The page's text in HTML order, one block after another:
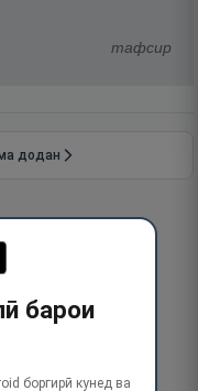
тафсир
додан
барои
боргирӣ кунед ва